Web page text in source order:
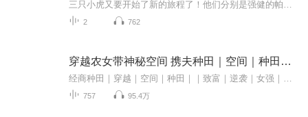
2 762
穿越农女带神秘空间 携夫种田｜空间｜种田｜逆袭
757 95.4万